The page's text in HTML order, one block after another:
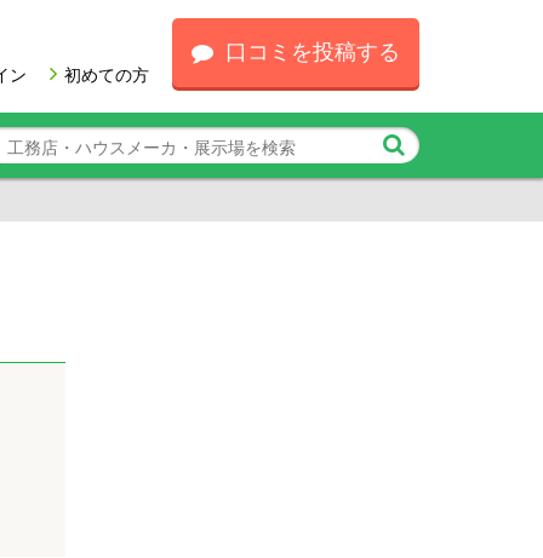
ン 初めての方
口コミを投稿する